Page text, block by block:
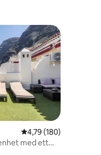
4,79 av 5 i
4,79 (180)
med ett